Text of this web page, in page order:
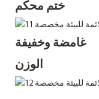
ختم محكم
وخفيفة
الوزن